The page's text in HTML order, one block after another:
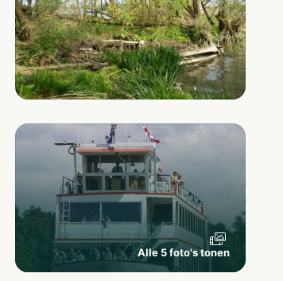
Alle 5 foto's tonen